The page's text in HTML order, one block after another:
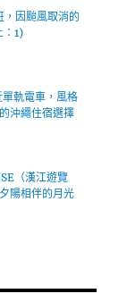
因颱風取消的
：1)
軌電車，風格
沖繩住宿選擇
（漢江遊覽
陽相伴的月光